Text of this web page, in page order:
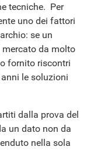
tecniche. Per
uno dei fattori
se un
mercato da molto
fornito riscontri
le soluzioni
dalla prova del
un dato non da
nella sola